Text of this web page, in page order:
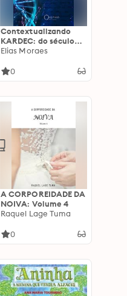
Contextualizando
KARDEC: do século
XIX ao XXI
Elias Moraes
0
A CORPOREIDADE DA
NOIVA: Volume 4
Raquel Lage Tuma
0